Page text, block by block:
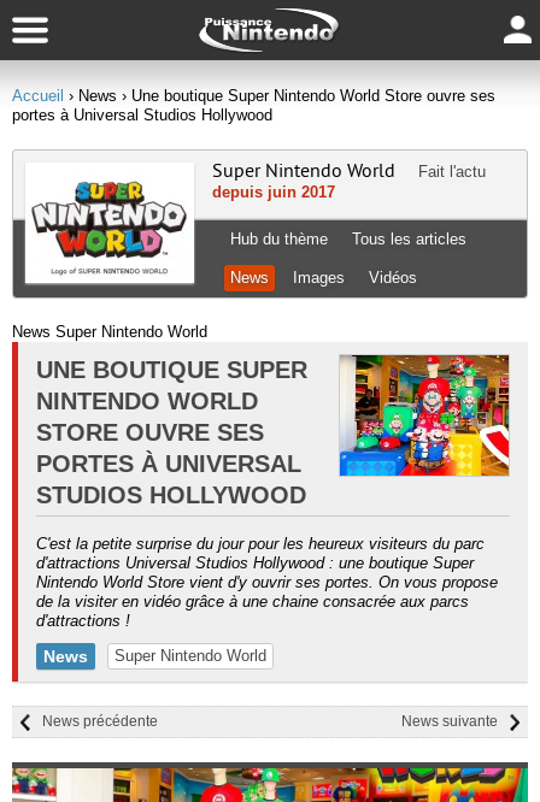
Accueil › News › Une boutique Super Nintendo World Store ouvre ses
portes à Universal Studios Hollywood
Super Nintendo World
Fait l'actu
depuis juin 2017
Hub du thème Tous les articles
News Images Vidéos
News Super Nintendo World
UNE BOUTIQUE SUPER
NINTENDO WORLD
STORE OUVRE SES
PORTES À UNIVERSAL
STUDIOS HOLLYWOOD
C'est la petite surprise du jour pour les heureux visiteurs du parc
d'attractions Universal Studios Hollywood : une boutique Super
Nintendo World Store vient d'y ouvrir ses portes. On vous propose
de la visiter en vidéo grâce à une chaine consacrée aux parcs
d'attractions !
News Super Nintendo World
News suivante
News précédente